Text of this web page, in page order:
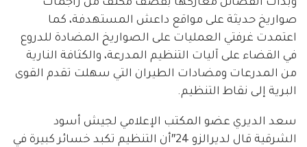
وبدأت الفصائل معاركها بقصف مكثف من راجمات
صواريخ حديثة على مواقع داعش المستهدفة، كما
اعتمدت غرفتي العمليات على الصواريخ المضادة للدروع
في القضاء على آليات التنظيم المدرعة، والكثافة النارية
من المدرعات ومضادات الطيران التي سهلت تقدم القوى
البرية إلى نقاط التنظيم.
سعد الديري عضو المكتب الإعلامي لجيش أسود
الشرقية قال لديرالزو 24″أن التنظيم تكبد خسائر كبيرة في